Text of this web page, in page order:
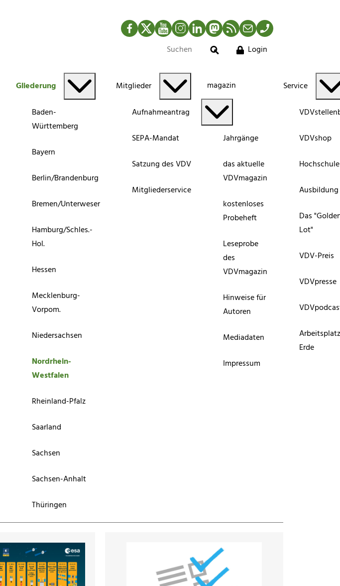
Facebook
TwitterYouTubeInstagram
LinkedInMastodonRSS-Newsfeed
MailTelefon
Suche
Login
Gliederung
Baden-
Württemberg
Bayern
Berlin/Brandenburg
Bremen/Unterweser
Hamburg/Schles.-
Hol.
Hessen
Mecklenburg-
Vorpom.
Niedersachsen
Nordrhein-
Westfalen
Rheinland-Pfalz
Saarland
Sachsen
Sachsen-Anhalt
Thüringen
Mitglieder
Aufnahmeantrag
SEPA-Mandat
Satzung des VDV
Mitgliederservice
magazin
Jahrgänge
das aktuelle
VDVmagazin
kostenloses
Probeheft
Leseprobe
des
VDVmagazin
Hinweise für
Autoren
Mediadaten
Impressum
Service
VDVshop
Ausbildung
Das
Lot"
VDV-Preis
VDVpresse
Erde